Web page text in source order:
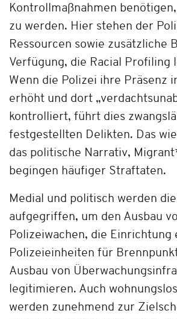
Kontrollmaßnahmen
zu werden. Hier stehen der
Ressourcen sowie zusätzliche
Verfügung, die Racial Profiling
Wenn die Polizei ihre Präsenz
erhöht und dort
kontrolliert, führt dies
festgestellten Delikten. Das
das politische Narrativ,
begingen häufiger Straftaten.
Medial und politisch werden
aufgegriffen, um den Ausbau
Polizeiwachen, die Einrichtung
Polizeieinheiten für
Ausbau von
legitimieren. Auch
werden zunehmend zur